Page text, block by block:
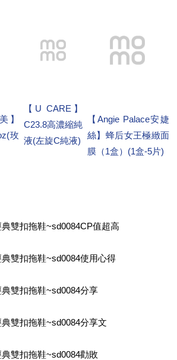
】
玫
【U CARE】
C23.8高濃縮純
液(左旋C純液)
【Angie Palace安婕
絲】蜂后女王極緻面
膜（1盒）(1盒-5片)
雙扣拖鞋~sd0084CP值超高
雙扣拖鞋~sd0084使用心得
雙扣拖鞋~sd0084分享
雙扣拖鞋~sd0084分享文
雙扣拖鞋~sd0084勸敗